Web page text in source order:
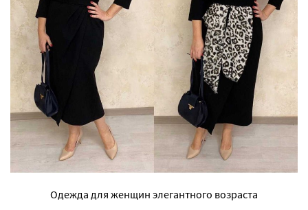
Одежда для женщин элегантного возраста